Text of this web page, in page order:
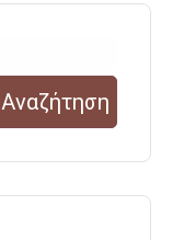
Αναζήτηση